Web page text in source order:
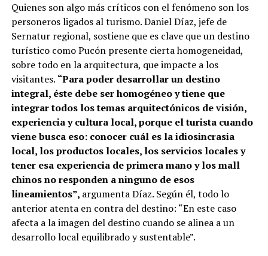
Quienes son algo más críticos con el fenómeno son los
personeros ligados al turismo. Daniel Díaz, jefe de
Sernatur regional, sostiene que es clave que un destino
turístico como Pucón presente cierta homogeneidad,
sobre todo en la arquitectura, que impacte a los
visitantes. “Para poder desarrollar un destino
integral, éste debe ser homogéneo y tiene que
integrar todos los temas arquitectónicos de visión,
experiencia y cultura local, porque el turista cuando
viene busca eso: conocer cuál es la idiosincrasia
local, los productos locales, los servicios locales y
tener esa experiencia de primera mano y los mall
chinos no responden a ninguno de esos
lineamientos”, argumenta Díaz. Según él, todo lo
anterior atenta en contra del destino: “En este caso
afecta a la imagen del destino cuando se alinea a un
desarrollo local equilibrado y sustentable”.